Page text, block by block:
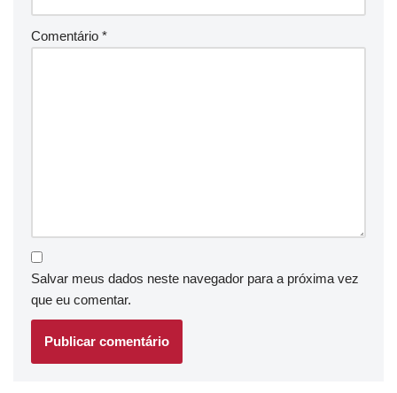
Comentário *
Salvar meus dados neste navegador para a próxima vez
que eu comentar.